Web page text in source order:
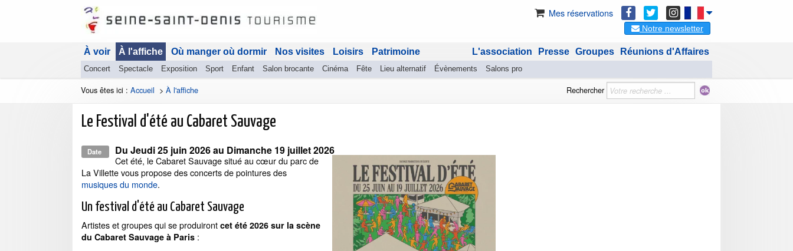
Mes réservations
Notre newsletter
À voir À l'affiche
Concert Spectacle Exposition Sport Enfant Salon brocante Cinéma Fête Lieu alternatif Évènements Salons pro
Où manger où dormir Nos visites Loisirs Patrimoine Réunions d'Affaires
Groupes
Presse
L'association
Vous êtes ici : Accueil > À l'affiche Rechercher
Le Festival d'été au Cabaret Sauvage
Date Du Jeudi 25 juin 2026au Dimanche 19 juillet 2026
Cet été, le Cabaret Sauvage situé au cœur du parc de
La Villette vous propose des concerts de pointures des
musiques du monde.
Un festival d'été au Cabaret Sauvage
Artistes et groupes qui se produiront cet été 2026 sur la scène
du Cabaret Sauvage à Paris :